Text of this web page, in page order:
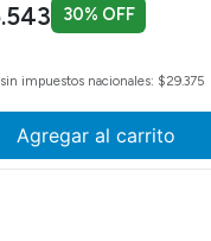
30% OFF
impuestos nacionales: $29.375
Agregar al carrito